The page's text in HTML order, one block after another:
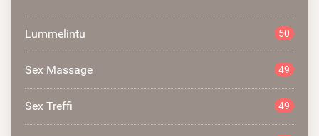
Lummelintu 50
Sex Massage 49
Sex Treffi 49